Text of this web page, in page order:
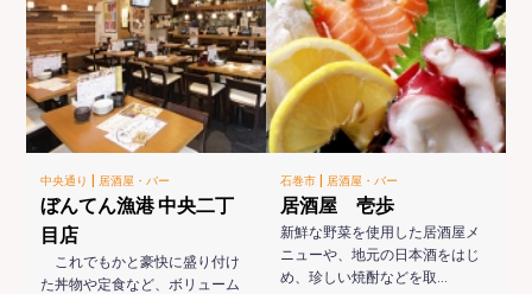
中央通り | 居酒屋・バー
ぼんてん漁港 中央二丁
目店
これでもかと豪快に盛り付け
た丼物や定食など、ボリューム
石巻市 | 居酒屋・バー
居酒屋 壱歩
新鮮な野菜を使用した居酒屋メ
ニューや、地元の日本酒をはじ
め、珍しい焼酎などを取…